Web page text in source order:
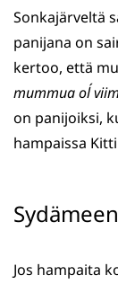
Sonkajärveltä
panijana on
kertoo, että
mummua oĺ
on panijoiksi,
hampaissa
Jos hampaita